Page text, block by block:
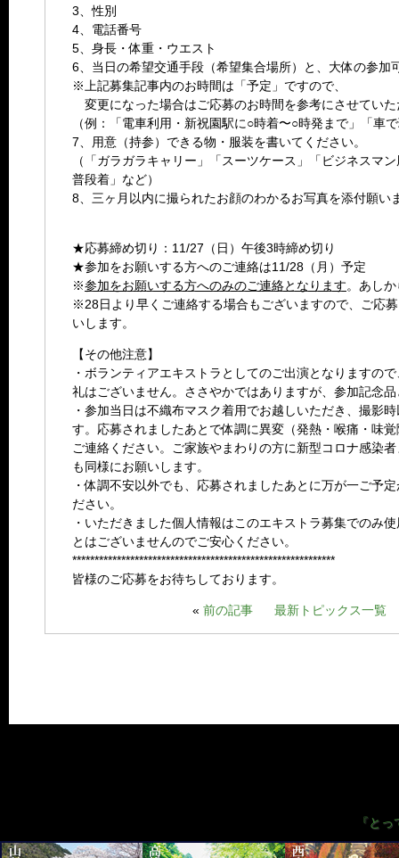
3、性別
4、電話番号
5、身長・体重・ウエスト
6、当日の希望交通手段（希望集合場所）と、大体の参加
※上記募集記事内のお時間は「予定」ですので、
変更になった場合はご応募のお時間を参考にさせていた
（例：「電車利用・新祝園駅に○時着〜○時発まで」「車
7、用意（持参）できる物・服装を書いてください。
（「ガラガラキャリー」「スーツケース」「ビジネスマ
普段着」など）
8、三ヶ月以内に撮られたお顔のわかるお写真を添付願い
★応募締め切り：11/27（日）午後3時締め切り
★参加をお願いする方へのご連絡は11/28（月）予定
※参加をお願いする方へのみのご連絡となります。あし
※28日より早くご連絡する場合もございますので、ご応
いします。
【その他注意】
・ボランティアエキストラとしてのご出演となりますの
礼はございません。ささやかではありますが、参加記念
・参加当日は不織布マスク着用でお越しいただき、撮影
す。応募されましたあとで体調に異変（発熱・喉痛・味
ご連絡ください。ご家族やまわりの方に新型コロナ感染
も同様にお願いします。
・体調不安以外でも、応募されましたあとに万が一ご予
ださい。
・いただきました個人情報はこのエキストラ募集でのみ
とはございませんのでご安心ください。
***********************************************************
皆様のご応募をお待ちしております。
« 前の記事 最新トピックス一覧
『と